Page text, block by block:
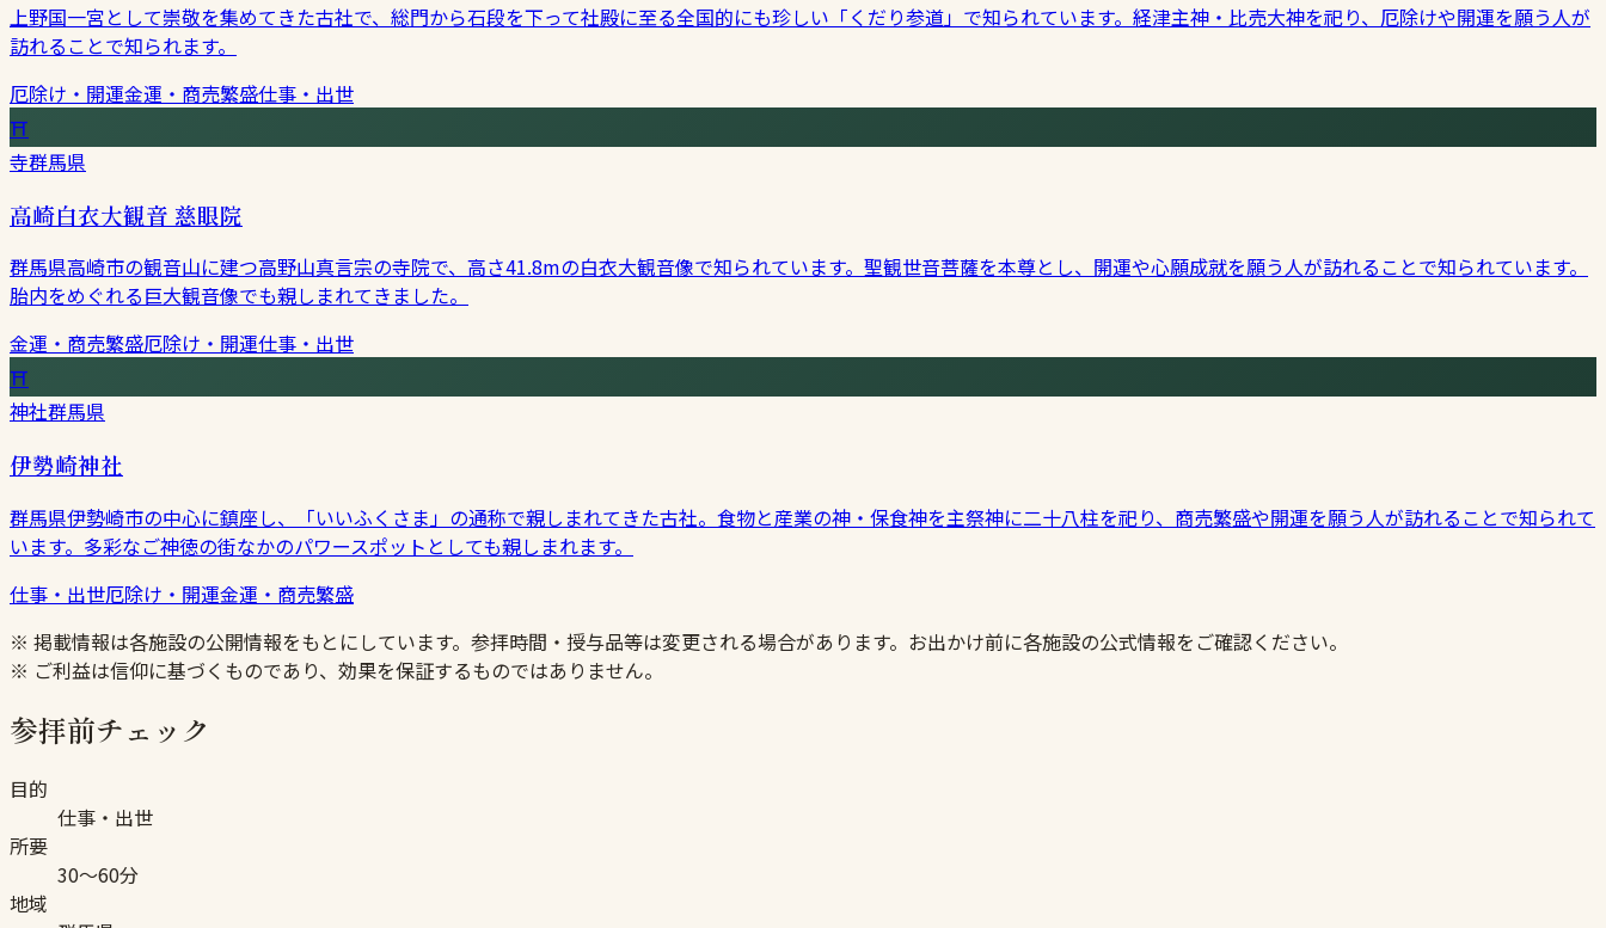
上野国一宮として崇敬を集めてきた古社で、総門から石段を下って社殿に至る全国的にも珍しい「くだり参道」で知られています。経津主神・比売大神を祀り、厄除けや開運を願う人が
訪れることで知られます。
厄除け・開運金運・商売繁盛仕事・出世
⛩
寺群馬県
高崎白衣大観音 慈眼院
群馬県高崎市の観音山に建つ高野山真言宗の寺院で、高さ41.8mの白衣大観音像で知られています。聖観世音菩薩を本尊とし、開運や心願成就を願う人が訪れることで知られています。
胎内をめぐれる巨大観音像でも親しまれてきました。
金運・商売繁盛厄除け・開運仕事・出世
⛩
神社群馬県
伊勢崎神社
群馬県伊勢崎市の中心に鎮座し、「いいふくさま」の通称で親しまれてきた古社。食物と産業の神・保食神を主祭神に二十八柱を祀り、商売繁盛や開運を願う人が訪れることで知られて
います。多彩なご神徳の街なかのパワースポットとしても親しまれます。
仕事・出世厄除け・開運金運・商売繁盛
※ 掲載情報は各施設の公開情報をもとにしています。参拝時間・授与品等は変更される場合があります。お出かけ前に各施設の公式情報をご確認ください。
※ ご利益は信仰に基づくものであり、効果を保証するものではありません。
参拝前チェック
目的
仕事・出世
所要
30〜60分
地域